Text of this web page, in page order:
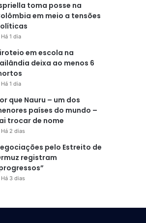
toma posse na
em meio a tensões
Há 1 dia
em escola na
deixa ao menos 6
Há 1 dia
que Nauru – um dos
países do mundo –
trocar de nome
Há 2 dias
pelo Estreito de
registram
Há 3 dias